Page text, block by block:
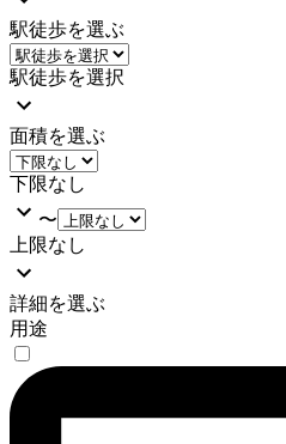
駅徒歩を選ぶ
駅徒歩を選択
面積を選ぶ
下限なし
〜
上限なし
詳細を選ぶ
用途